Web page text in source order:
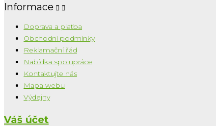
Informace  
Doprava a platba
Obchodní podmínky
Reklamační řád
Nabídka spolupráce
Kontaktujte nás
Mapa webu
Výdejny
Váš účet